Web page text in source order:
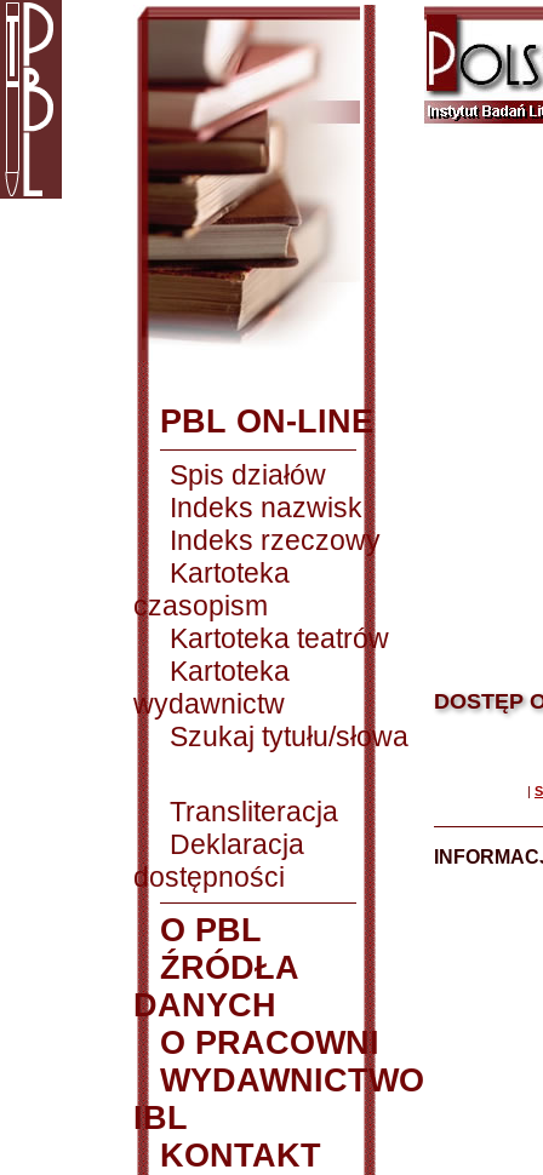
PBL ON-LINE
Spis działów
Indeks nazwisk
Indeks rzeczowy
Kartoteka
czasopism
Kartoteka teatrów
Kartoteka
wydawnictw
Szukaj tytułu/słowa
Transliteracja
Deklaracja
dostępności
O PBL
ŹRÓDŁA
DANYCH
O PRACOWNI
WYDAWNICTWO
IBL
KONTAKT
DOSTĘP
|